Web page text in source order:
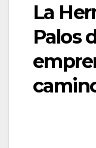
La
Palos